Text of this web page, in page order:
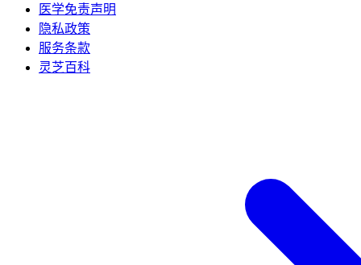
医学免责声明
隐私政策
服务条款
灵芝百科